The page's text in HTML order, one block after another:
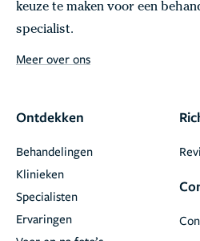
keuze te maken voor een
specialist.
Meer over ons
Ontdekken
Behandelingen
Klinieken
Specialisten
Ervaringen